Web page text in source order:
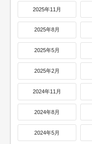
2025年11月
2025年8月
2025年5月
2025年2月
2024年11月
2024年8月
2024年5月